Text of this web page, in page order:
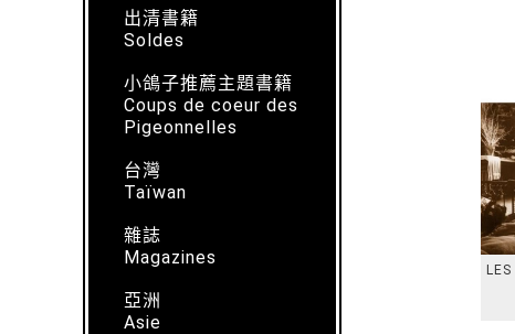
出清書籍
Soldes
小鴿子推薦主題書籍
Coups de coeur des
Pigeonnelles
台灣
Taïwan
雜誌
Magazines
亞洲
Asie